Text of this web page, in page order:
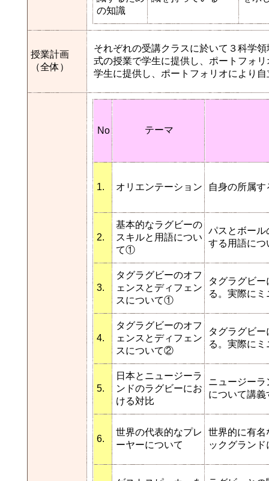
の知識
授業計画
（全体）
それぞれの受講クラスに於いて３科学
式の授業で学生に提供し、ポートフォ
学生に提供し、ポートフォリオにより
No テーマ
1. オリエンテーション 自身の所属
2.
基本的なラグビーの
スキルと用語につい
て①
パスとボール
する用語につ
3.
タグラグビーのオフ
ェンスとディフェン
スについて①
タグラグビ
る。実際に
4.
タグラグビーのオフ
ェンスとディフェン
スについて②
タグラグビ
る。実際に
5.
日本とニュージーラ
ンドのラグビーにお
ける対比
ニュージー
について講義
6.
世界の代表的なプレ
ーヤーについて
世界的に有名
ックグラン